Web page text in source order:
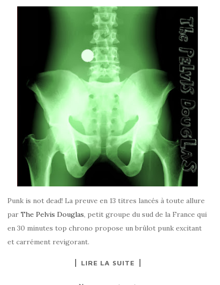
Punk is not dead! La preuve en 13 titres lancés à toute allure
par The Pelvis Douglas, petit groupe du sud de la France qui
en 30 minutes top chrono propose un brûlot punk excitant
et carrément revigorant.
LIRE LA SUITE